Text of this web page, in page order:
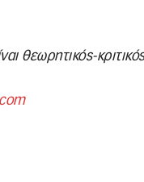
θεωρητικός-
com